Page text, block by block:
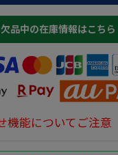
欠品中の在庫情報はこちら
機能についてご注意